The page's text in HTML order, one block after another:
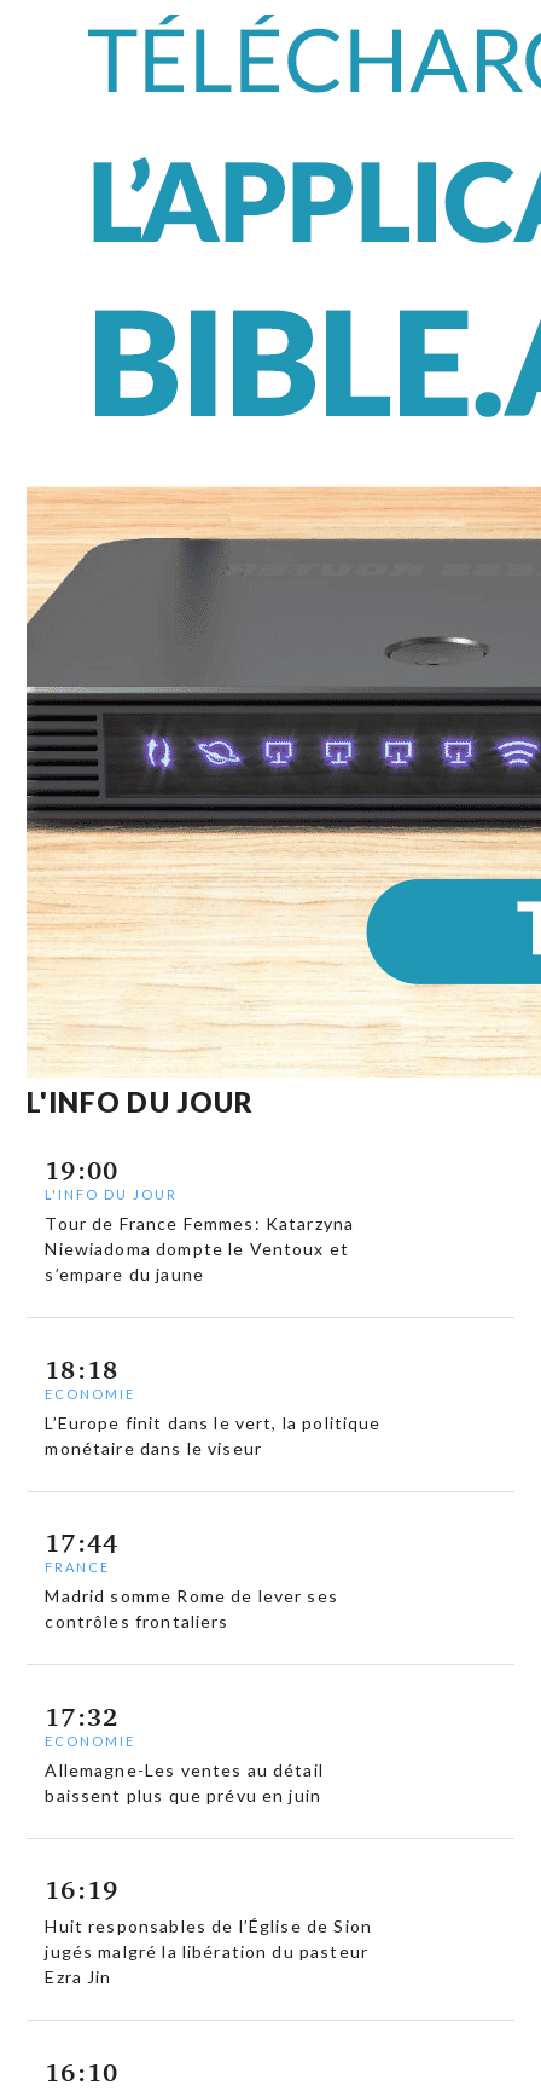
L'INFO DU JOUR
19:00
L'INFO DU JOUR
Tour de France Femmes: Katarzyna
Niewiadoma dompte le Ventoux et
s’empare du jaune
18:18
ECONOMIE
L’Europe finit dans le vert, la politique
monétaire dans le viseur
17:44
FRANCE
Madrid somme Rome de lever ses
contrôles frontaliers
17:32
ECONOMIE
Allemagne-Les ventes au détail
baissent plus que prévu en juin
16:19
Huit responsables de l’Église de Sion
jugés malgré la libération du pasteur
Ezra Jin
16:10